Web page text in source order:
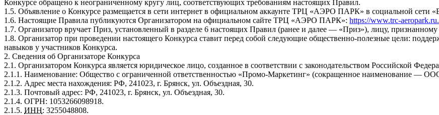
Конкурсе обращено к неограниченному кругу лиц, соответствующих требованиям настоящих Правил.
1.5. Объявление о Конкурсе размещается в сети интернет в официальном аккаунте ТРЦ «АЭРО ПАРК» в социальной сети
1.6. Настоящие Правила публикуются Организатором на официальном сайте ТРЦ «АЭРО ПАРК»: https://www.trc-aeropark.ru.
1.7. Организатор вручает Приз, установленный в разделе 6 настоящих Правил (ранее и далее — «Приз»), лицу,
1.8. Организатор при проведении настоящего Конкурса ставит перед собой следующие общественно-полезные цели:
навыков у участников Конкурса.
2. Сведения об Организаторе Конкурса
2.1. Организатором Конкурса является юридическое лицо, созданное в соответствии с законодательством Российской
2.1.1. Наименование: Общество с ограниченной ответственностью «Промо-Маркетинг» (сокращенное наименование —
2.1.2. Адрес места нахождения: РФ, 241023, г. Брянск, ул. Объездная, 30.
2.1.3. Почтовый адрес: РФ, 241023, г. Брянск, ул. Объездная, 30.
2.1.4. ОГРН: 1053266098918.
2.1.5. ИНН: 3255048808.